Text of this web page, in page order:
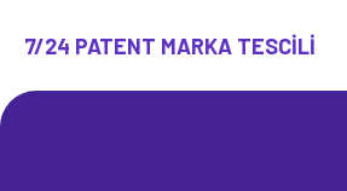
atla7/24 PATENT MARKA TESCILI